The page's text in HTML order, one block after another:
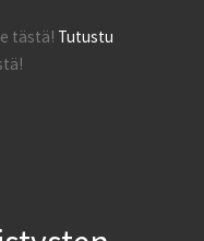
tästä! Tutustu